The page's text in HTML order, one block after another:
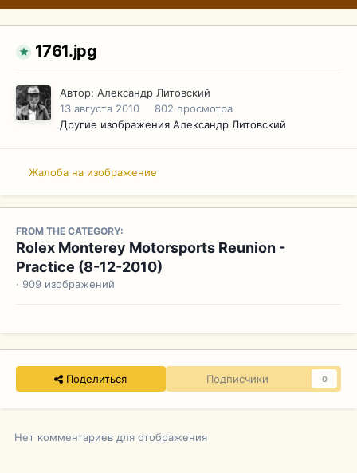
1761.jpg
Автор: Александр Литовский
13 августа 2010
802 просмотра
Другие изображения Александр Литовский
Жалоба на изображение
FROM THE CATEGORY:
Rolex Monterey Motorsports Reunion -
Practice (8-12-2010)
· 909 изображений
Поделиться Подписчики 0
Нет комментариев для отображения